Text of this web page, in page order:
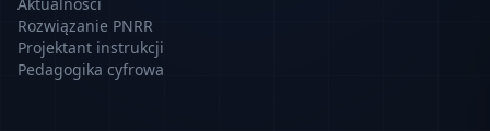
Rozwiązanie PNRR
Projektant instrukcji
Pedagogika cyfrowa